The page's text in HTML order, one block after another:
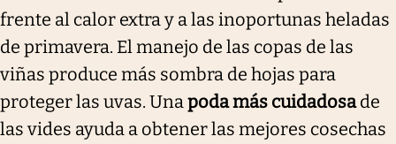
frente al calor extra y a las inoportunas heladas
de primavera. El manejo de las copas de las
viñas produce más sombra de hojas para
proteger las uvas. Una poda más cuidadosade
las vides ayuda a obtener las mejores cosechas